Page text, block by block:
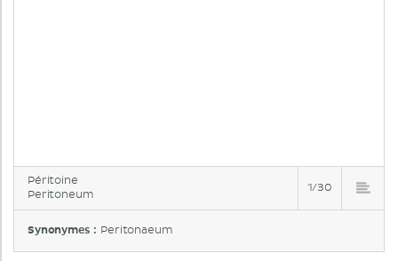
Péritoine
Peritoneum
1/30
Synonymes : Peritonaeum